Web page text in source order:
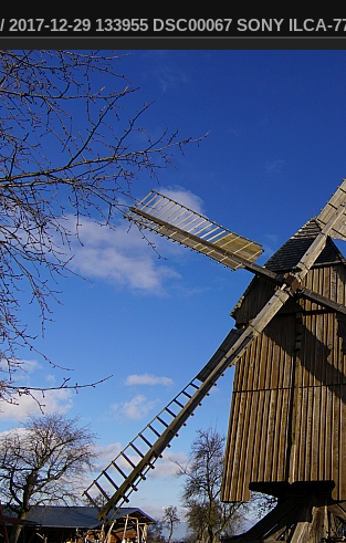
/ 2017-12-29 133955 DSC00067 SONY ILCA-